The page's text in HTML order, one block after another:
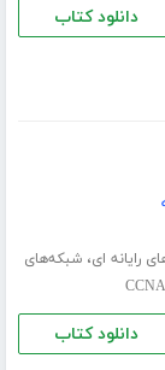
دانلود کتاب
رایانه‌ ای،شبکه‌های
دانلود کتاب